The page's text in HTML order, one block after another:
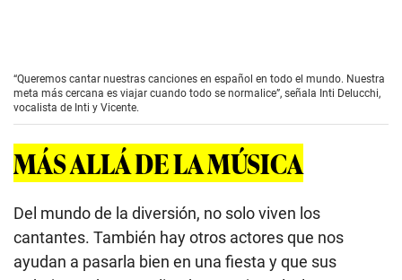
“Queremos cantar nuestras canciones en español en todo el mundo. Nuestra